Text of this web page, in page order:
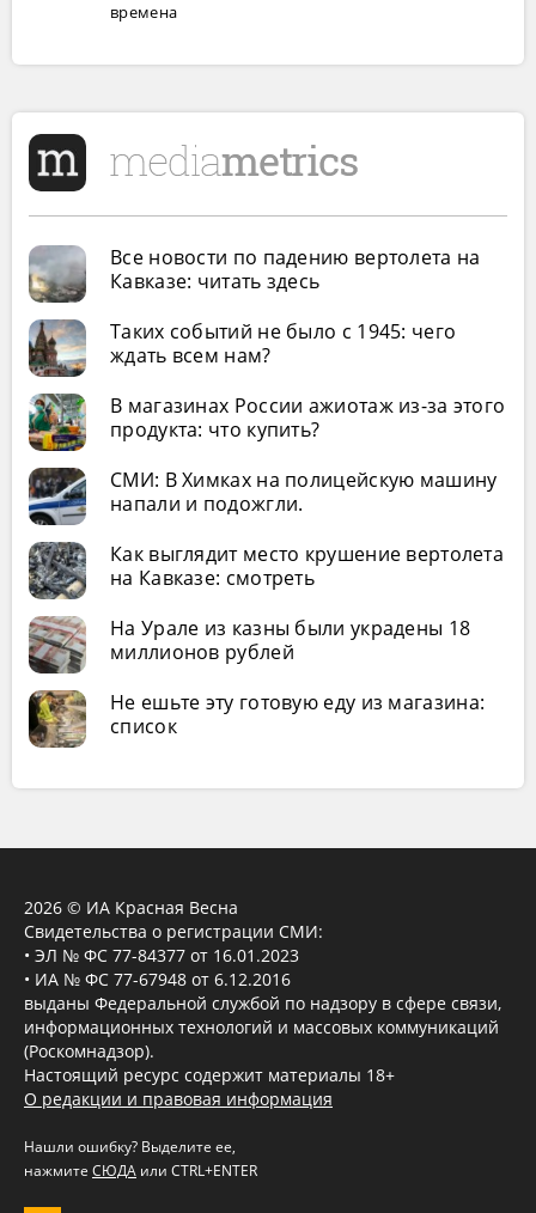
времена
Все новости по падению вертолета на
Кавказе: читать здесь
Таких событий не было с 1945: чего
ждать всем нам?
В магазинах России ажиотаж из-за этого
продукта: что купить?
СМИ: В Химках на полицейскую машину
напали и подожгли.
Как выглядит место крушение вертолета
на Кавказе: смотреть
На Урале из казны были украдены 18
миллионов рублей
Не ешьте эту готовую еду из магазина:
список
2026 © ИА Красная Весна
Свидетельства о регистрации СМИ:
• ЭЛ № ФС 77-84377 от 16.01.2023
• ИА № ФС 77-67948 от 6.12.2016
выданы Федеральной службой по надзору в сфере связи,
информационных технологий и массовых коммуникаций
(Роскомнадзор).
Настоящий ресурс содержит материалы 18+
О редакции и правовая информация
Нашли ошибку? Выделите ее,
нажмите СЮДА или CTRL+ENTER